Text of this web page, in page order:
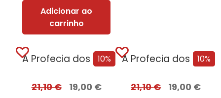
Adicionar ao
carrinho
10%
A Profecia dos Dois Lobos
21,10€ 19,00 €
10%
A Profecia dos Dois Lobos + Oferta A Filha do Irlandês
21,10€ 19,00 €